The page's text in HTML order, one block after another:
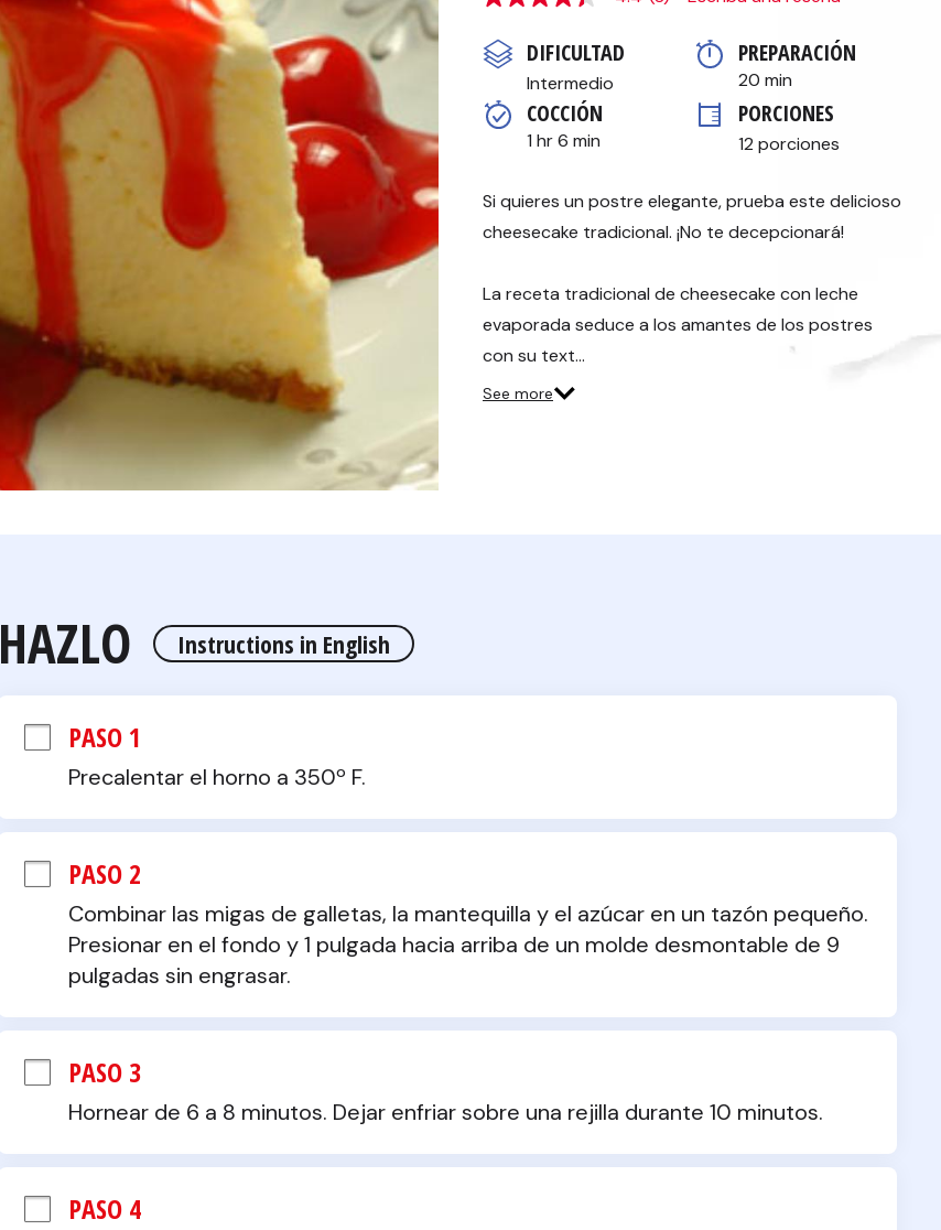
4.4
5
estrellas,
valor
medio
de
valoración.
Enlace
la
DIFICULTAD
Intermedio
PREPARACIÓN
20 min
COCCIÓN
1 hr 6 min
PORCIONES
12 porciones
Si quieres un postre elegante, prueba este delicioso
cheesecake tradicional. ¡No te decepcionará!
La receta tradicional de cheesecake con leche
evaporada seduce a los amantes de los postres
con su text…
See more
HAZLO Instructions in English
PASO 1
Precalentar el horno a 350º F.
PASO 2
Combinar las migas de galletas, la mantequilla y el azúcar en un tazón pequeño.
Presionar en el fondo y 1 pulgada hacia arriba de un molde desmontable de 9
pulgadas sin engrasar.
PASO 3
Hornear de 6 a 8 minutos. Dejar enfriar sobre una rejilla durante 10 minutos.
PASO 4